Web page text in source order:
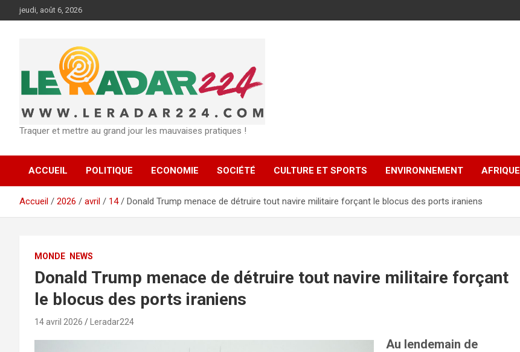
au
jeudi, août 6, 2026
Traquer et mettre au grand jour les mauvaises pratiques !
ACCUEIL POLITIQUE ECONOMIE SOCIÉTÉ CULTURE ET SPORTS ENVIRONNEMENT AFRIQUE
Accueil 2026 avril 14 Donald Trump menace de détruire tout navire militaire forçant le blocus des ports iraniens
MONDE NEWS
Donald Trump menace de détruire tout navire militaire forçant
le blocus des ports iraniens
14 avril 2026 Leradar224
Au lendemain de